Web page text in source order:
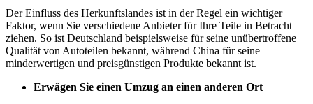
Der Einfluss des Herkunftslandes ist in der Regel ein wichtiger
Faktor, wenn Sie verschiedene Anbieter für Ihre Teile in Betracht
ziehen. So ist Deutschland beispielsweise für seine unübertroffene
Qualität von Autoteilen bekannt, während China für seine
minderwertigen und preisgünstigen Produkte bekannt ist.
Erwägen Sie einen Umzug an einen anderen Ort